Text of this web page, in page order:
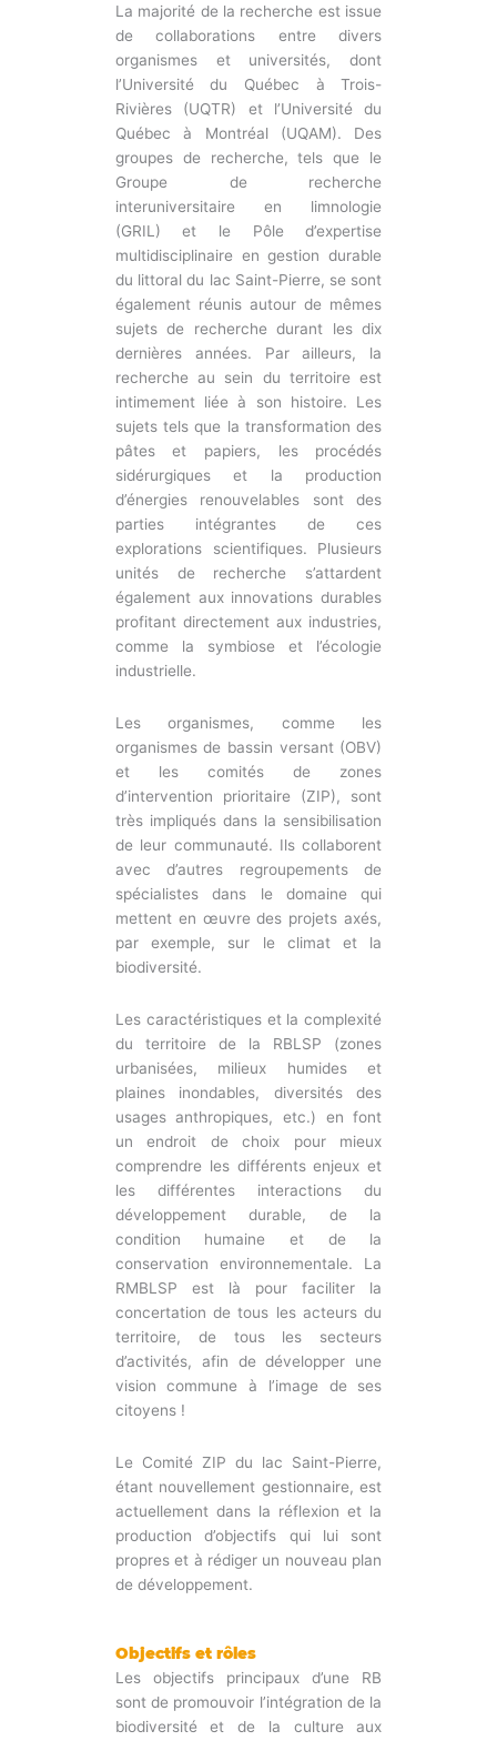
La majorité de la recherche est issue
de collaborations entre divers
organismes et universités, dont
l’Université du Québec à Trois-
Rivières (UQTR) et l’Université du
Québec à Montréal (UQAM). Des
groupes de recherche, tels que le
Groupe de recherche
interuniversitaire en limnologie
(GRIL) et le Pôle d’expertise
multidisciplinaire en gestion durable
du littoral du lac Saint-Pierre, se sont
également réunis autour de mêmes
sujets de recherche durant les dix
dernières années. Par ailleurs, la
recherche au sein du territoire est
intimement liée à son histoire. Les
sujets tels que la transformation des
pâtes et papiers, les procédés
sidérurgiques et la production
d’énergies renouvelables sont des
parties intégrantes de ces
explorations scientifiques. Plusieurs
unités de recherche s’attardent
également aux innovations durables
profitant directement aux industries,
comme la symbiose et l’écologie
industrielle.
Les organismes, comme les
organismes de bassin versant (OBV)
et les comités de zones
d’intervention prioritaire (ZIP), sont
très impliqués dans la sensibilisation
de leur communauté. Ils collaborent
avec d’autres regroupements de
spécialistes dans le domaine qui
mettent en œuvre des projets axés,
par exemple, sur le climat et la
biodiversité.
Les caractéristiques et la complexité
du territoire de la RBLSP (zones
urbanisées, milieux humides et
plaines inondables, diversités des
usages anthropiques, etc.) en font
un endroit de choix pour mieux
comprendre les différents enjeux et
les différentes interactions du
développement durable, de la
condition humaine et de la
conservation environnementale. La
RMBLSP est là pour faciliter la
concertation de tous les acteurs du
territoire, de tous les secteurs
d’activités, afin de développer une
vision commune à l’image de ses
citoyens !
Le Comité ZIP du lac Saint-Pierre,
étant nouvellement gestionnaire, est
actuellement dans la réflexion et la
production d’objectifs qui lui sont
propres et à rédiger un nouveau plan
de développement.
Objectifs et rôles
Les objectifs principaux d’une RB
sont de promouvoir l’intégration de la
biodiversité et de la culture aux